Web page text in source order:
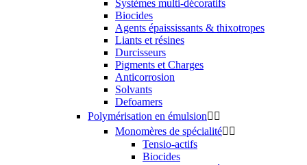
Systèmes multi-décoratifs
Biocides
Agents épaississants & thixotropes
Liants et résines
Durcisseurs
Pigments et Charges
Anticorrosion
Solvants
Defoamers
Polymérisation en émulsion 
Monomères de spécialité 
Tensio-actifs
Biocides